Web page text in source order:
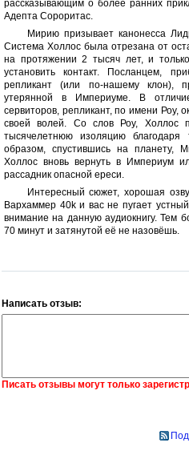
рассказывающим о более ранних
Адепта Сороритас.
Мирию призывает канонесса
Система Холлос была отрезана от
на протяжении 2 тысяч лет, и
установить контакт. Посланцем,
репликант (или по-нашему клон),
утерянной в Империуме. В
сервиторов, репликант, по имени Роу,
своей волей. Со слов Роу, Холлос
тысячелетнюю изоляцию благодаря
образом, спустившись на планету,
Холлос вновь вернуть в Империум
рассадник опасной ереси.
Интересный сюжет, хорошая
Вархаммер 40k и вас не пугает
внимание на данную аудиокнигу. Тем
70 минут и затянутой её не назовёшь.
Написать отзыв:
Писать отзывы могут только